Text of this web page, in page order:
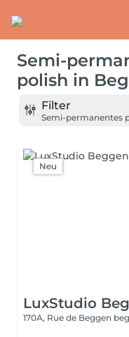
Semi-
polish in
Filter
Semi-permanentes
Neu
LuxStudio
170A, Rue de Beggen